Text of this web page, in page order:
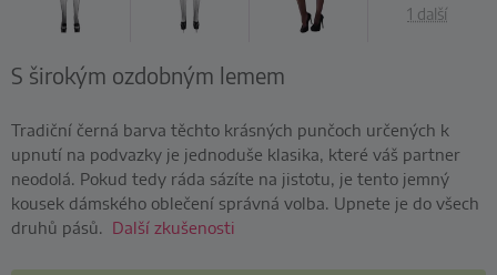
1 další
S širokým ozdobným lemem
Tradiční černá barva těchto krásných punčoch určených k
upnutí na podvazky je jednoduše klasika, které váš partner
neodolá. Pokud tedy ráda sázíte na jistotu, je tento jemný
kousek dámského oblečení správná volba. Upnete je do všech
druhů pásů. Další zkušenosti